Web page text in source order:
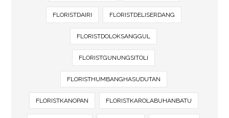
FLORISTDAIRI FLORISTDELISERDANG
FLORISTDOLOKSANGGUL
FLORISTGUNUNGSITOLI
FLORISTHUMBANGHASUDUTAN
FLORISTKANOPAN FLORISTKAROLABUHANBATU